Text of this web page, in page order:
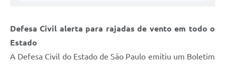
A Prefeitura
Defesa Civil alerta para rajadas de vento em todo o
Estado
A Defesa Civil do Estado de São Paulo emitiu um Boletim